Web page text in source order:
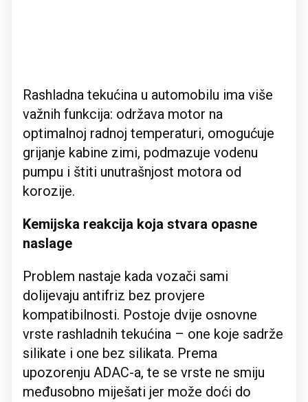
Rashladna tekućina u automobilu ima više
važnih funkcija: održava motor na
optimalnoj radnoj temperaturi, omogućuje
grijanje kabine zimi, podmazuje vodenu
pumpu i štiti unutrašnjost motora od
korozije.
Kemijska reakcija koja stvara opasne
naslage
Problem nastaje kada vozači sami
dolijevaju antifriz bez provjere
kompatibilnosti. Postoje dvije osnovne
vrste rashladnih tekućina – one koje sadrže
silikate i one bez silikata. Prema
upozorenju ADAC-a, te se vrste ne smiju
međusobno miješati jer može doći do